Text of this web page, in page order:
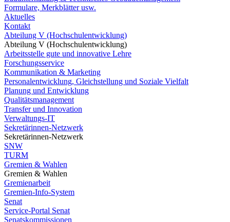
Formulare, Merkblätter usw.
Aktuelles
Kontakt
Abteilung V (Hochschulentwicklung)
Abteilung V (Hochschulentwicklung)
Arbeitsstelle gute und innovative Lehre
Forschungsservice
Kommunikation & Marketing
Personalentwicklung, Gleichstellung und Soziale Vielfalt
Planung und Entwicklung
Qualitätsmanagement
Transfer und Innovation
Verwaltungs-IT
Sekretärinnen-Netzwerk
Sekretärinnen-Netzwerk
SNW
TURM
Gremien & Wahlen
Gremien & Wahlen
Gremienarbeit
Gremien-Info-System
Senat
Service-Portal Senat
Senatskommissionen